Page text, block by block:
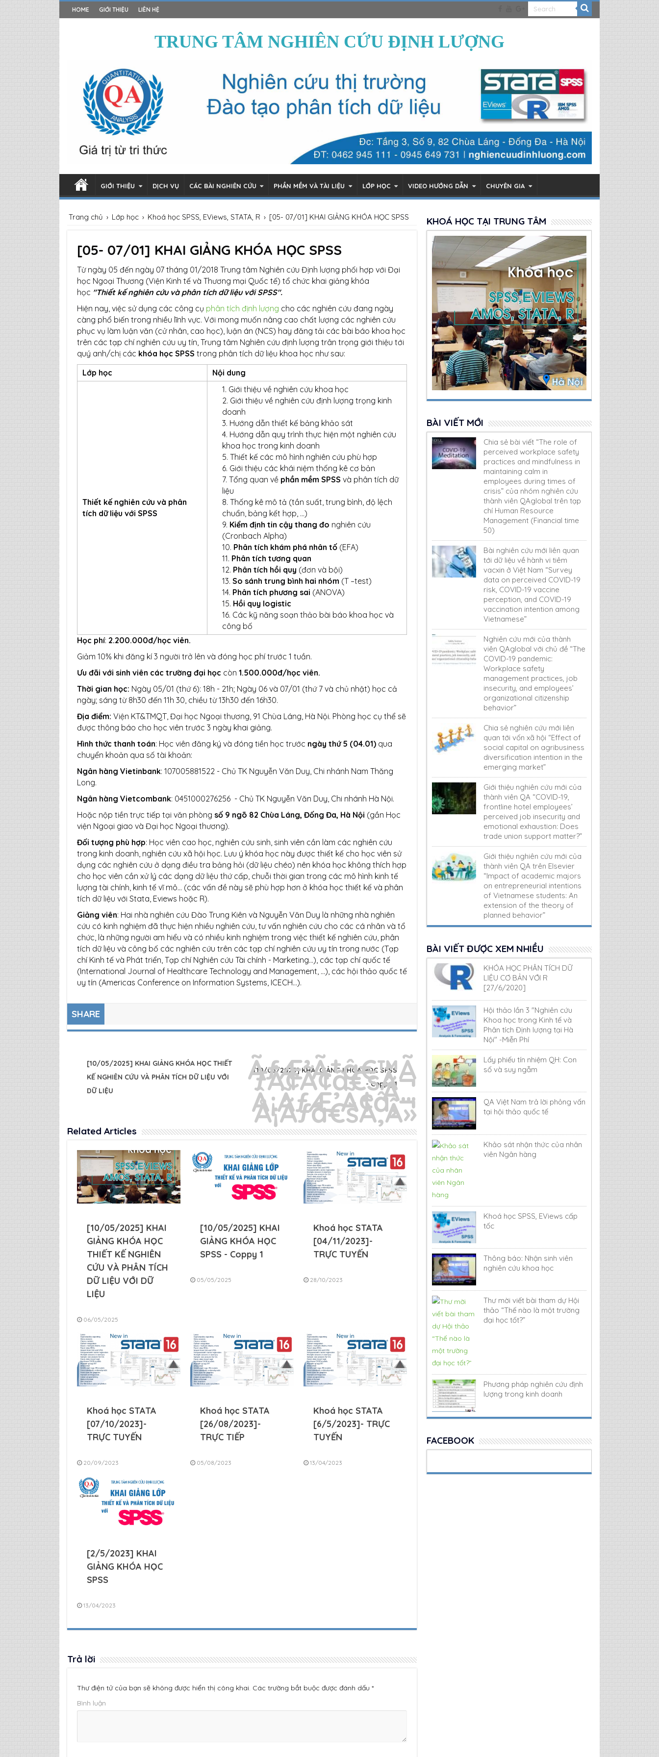
HOME GIỚI THIỆU LIÊN HỆ
TRUNG TÂM NGHIÊN CỨU ĐỊNH LƯỢNG
GIỚI THIỆU DỊCH VỤ CÁC BÀI NGHIÊN CỨU PHẦN MỀM VÀ TÀI LIỆU LỚP HỌC VIDEO HƯỚNG DẪN CHUYÊN GIA
Trang chủ › Lớp học › Khoá học SPSS, EViews, STATA, R › [05- 07/01] KHAI GIẢNG KHÓA HỌC SPSS
[05- 07/01] KHAI GIẢNG KHÓA HỌC SPSS
Từ ngày 05 đến ngày 07 tháng 01/2018 Trung tâm Nghiên cứu Định lượng phối hợp với Đại
học Ngoại Thương (Viện Kinh tế và Thương mại Quốc tế) tổ chức khai giảng khóa
học "Thiết kế nghiên cứu và phân tích dữ liệu với SPSS".
Hiện nay, việc sử dụng các công cụ phân tích định lượng cho các nghiên cứu đang ngày
càng phổ biến trong nhiều lĩnh vực. Với mong muốn nâng cao chất lượng các nghiên cứu
phục vụ làm luận văn (cử nhân, cao học), luận án (NCS) hay đăng tải các bài báo khoa học
trên các tạp chí nghiên cứu uy tín, Trung tâm Nghiên cứu định lượng trân trọng giới thiệu tới
quý anh/chị các khóa học SPSS trong phân tích dữ liệu khoa học như sau:
Lớp học
Nội dung
Thiết kế nghiên cứu và phân
tích dữ liệu với SPSS
Giới thiệu về nghiên cứu khoa học
Giới thiệu về nghiên cứu định lượng trọng kinh
doanh
Hướng dẫn thiết kế bảng khảo sát
Hướng dẫn quy trình thực hiện một nghiên cứu
khoa học trong kinh doanh
Thiết kế các mô hình nghiên cứu phù hợp
Giới thiệu các khái niệm thống kê cơ bản
Tổng quan về phần mềm SPSS và phân tích dữ
liệu
Thống kê mô tả (tần suất, trung bình, độ lệch
chuẩn, bảng kết hợp, …)
Kiểm định tin cậy thang đo nghiên cứu
(Cronbach Alpha)
Phân tích khám phá nhân tố(EFA)
Phân tích tương quan
Phân tích hồi quy (đơn và bội)
So sánh trung bình hai nhóm (T –test)
Phân tích phương sai (ANOVA)
Hồi quy logistic
Các kỹ năng soạn thảo bài báo khoa học và
công bố
Học phí: 2.200.000đ/học viên.
Giảm 10% khi đăng kí 3 người trở lên và đóng học phí trước 1 tuần.
Ưu đãi với sinh viên các trường đại học còn 1.500.000đ/học viên.
Thời gian học: Ngày 05/01 (thứ 6): 18h - 21h; Ngày 06 và 07/01 (thứ 7 và chủ nhật) học cả
ngày; sáng từ 8h30 đến 11h 30, chiều từ 13h30 đến 16h30.
Địa điểm: Viện KT&TMQT, Đại học Ngoại thương, 91 Chùa Láng, Hà Nội. Phòng học cụ thể sẽ
được thông báo cho học viên trước 3 ngày khai giảng.
Hình thức thanh toán: Học viên đăng ký và đóng tiền học trước ngày thứ 5 (04.01)qua
chuyển khoản qua số tài khoản:
Ngân hàng Vietinbank: 107005881522 - Chủ TK Nguyễn Văn Duy, Chi nhánh Nam Thăng
Long.
Ngân hàng Vietcombank: 0451000276256 - Chủ TK Nguyễn Văn Duy, Chi nhánh Hà Nội.
Hoặc nộp tiền trực tiếp tại văn phòng số 9 ngõ 82 Chùa Láng, Đống Đa, Hà Nội (gần Học
viện Ngoại giao và Đại học Ngoại thương).
Đối tượng phù hợp: Học viên cao học, nghiên cứu sinh, sinh viên cần làm các nghiên cứu
trong kinh doanh, nghiên cứu xã hội học. Lưu ý khóa học này được thiết kế cho học viên sử
dụng các nghiên cứu ở dạng điều tra bảng hỏi (dữ liệu chéo) nên khóa học không thích hợp
cho học viên cần xử lý các dạng dữ liệu thứ cấp, chuỗi thời gian trong các mô hình kinh tế
lượng tài chính, kinh tế vĩ mô... (các vấn đề này sẽ phù hợp hơn ở khóa học thiết kế và phân
tích dữ liệu với Stata, Eviews hoặc R).
Giảng viên: Hai nhà nghiên cứu Đào Trung Kiên và Nguyễn Văn Duy là những nhà nghiên
cứu có kinh nghiệm đã thực hiện nhiều nghiên cứu, tư vấn nghiên cứu cho các cá nhân và tổ
chức, là những người am hiểu và có nhiều kinh nghiệm trong việc thiết kế nghiên cứu, phân
tích dữ liệu và công bố các nghiên cứu trên các tạp chí nghiên cứu uy tín trong nước (Tạp
chí Kinh tế và Phát triển, Tạp chí Nghiên cứu Tài chính - Marketing...), các tạp chí quốc tế
(International Journal of Healthcare Technology and Management, ...), các hội thảo quốc tế
uy tín (Americas Conference on Information Systems, ICECH...).
SHARE
[10/05/2025] KHAI GIẢNG KHÓA HỌC THIẾT
KẾ NGHIÊN CỨU VÀ PHÂN TÍCH DỮ LIỆU VỚI
DỮ LIỆU
[10/05/2025] KHAI GIẢNG KHÓA HỌC SPSS
- Coppy 1
Related Articles
[10/05/2025] KHAI
GIẢNG KHÓA HỌC
THIẾT KẾ NGHIÊN
CỨU VÀ PHÂN TÍCH
DỮ LIỆU VỚI DỮ
LIỆU
06/05/2025
[10/05/2025] KHAI
GIẢNG KHÓA HỌC
SPSS - Coppy 1
05/05/2025
Khoá học STATA
[04/11/2023]-
TRỰC TUYẾN
28/10/2023
Khoá học STATA
[07/10/2023]-
TRỰC TUYẾN
20/09/2023
Khoá học STATA
[26/08/2023]-
TRỰC TIẾP
05/08/2023
Khoá học STATA
[6/5/2023]- TRỰC
TUYẾN
13/04/2023
[2/5/2023] KHAI
GIẢNG KHÓA HỌC
SPSS
13/04/2023
Trả lời
Thư điện tử của bạn sẽ không được hiển thị công khai. Các trường bắt buộc được đánh dấu *
Bình luận
KHOÁ HỌC TẠI TRUNG TÂM
BÀI VIẾT MỚI
Chia sẻ bài viết “The role of
perceived workplace safety
practices and mindfulness in
maintaining calm in
employees during times of
crisis” của nhóm nghiên cứu
thành viên QAglobal trên tạp
chí Human Resource
Management (Financial time
50)
Bài nghiên cứu mới liên quan
tới dữ liệu về hành vi tiêm
vacxin ở Việt Nam “Survey
data on perceived COVID-19
risk, COVID-19 vaccine
perception, and COVID-19
vaccination intention among
Vietnamese”
Nghiên cứu mới của thành
viên QAglobal với chủ đề “The
COVID-19 pandemic:
Workplace safety
management practices, job
insecurity, and employees’
organizational citizenship
behavior”
Chia sẻ nghiên cứu mới liên
quan tới vốn xã hội “Effect of
social capital on agribusiness
diversification intention in the
emerging market”
Giới thiệu nghiên cứu mới của
thành viên QA “COVID-19,
frontline hotel employees’
perceived job insecurity and
emotional exhaustion: Does
trade union support matter?”
Giới thiệu nghiên cứu mới của
thành viên QA trên Elsevier
“Impact of academic majors
on entrepreneurial intentions
of Vietnamese students: An
extension of the theory of
planned behavior”
BÀI VIẾT ĐƯỢC XEM NHIỀU
KHÓA HỌC PHÂN TÍCH DỮ
LIỆU CƠ BẢN VỚI R
[27/6/2020]
Hội thảo lần 3 "Nghiên cứu
Khoa học trong Kinh tế và
Phân tích Định lượng tại Hà
Nội" -Miễn Phí
Lấy phiếu tín nhiệm QH: Con
số và suy ngẫm
QA Việt Nam trả lời phỏng vấn
tại hội thảo quốc tế
Khảo sát nhận thức của nhân
viên Ngân hàng
Khoá học SPSS, EViews cấp
tốc
Thông báo: Nhận sinh viên
nghiên cứu khoa học
Thư mời viết bài tham dự Hội
thảo “Thế nào là một trường
đại học tốt?”
Phương pháp nghiên cứu định
lượng trong kinh doanh
FACEBOOK